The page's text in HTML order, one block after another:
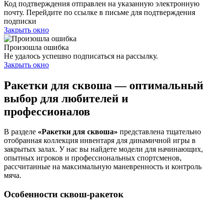
Код подтверждения отправлен на указанную электронную
почту. Перейдите по ссылке в письме для подтверждения
подписки
Закрыть окно
Произошла ошибка
Не удалось успешно подписаться на рассылку.
Закрыть окно
Ракетки для сквоша — оптимальный
выбор для любителей и
профессионалов
В разделе «Ракетки для сквоша» представлена тщательно
отобранная коллекция инвентаря для динамичной игры в
закрытых залах. У нас вы найдете модели для начинающих,
опытных игроков и профессиональных спортсменов,
рассчитанные на максимальную маневренность и контроль
мяча.
Особенности сквош-ракеток